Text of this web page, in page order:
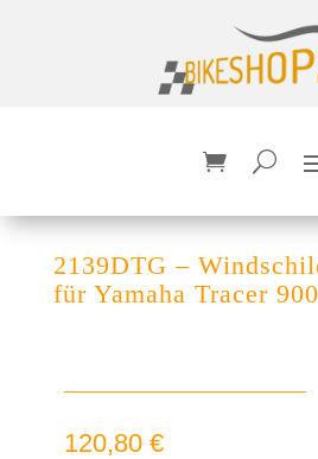
2139DTG –
für Yamaha Tracer
120,80 €